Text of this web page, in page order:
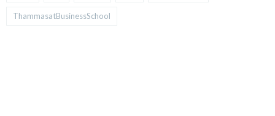
ThammasatBusinessSchool